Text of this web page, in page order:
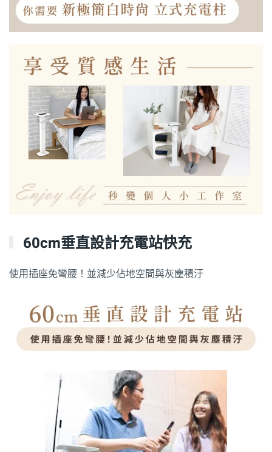
60cm垂直設計充電站快充
使用插座免彎腰！並減少佔地空間與灰塵積汙